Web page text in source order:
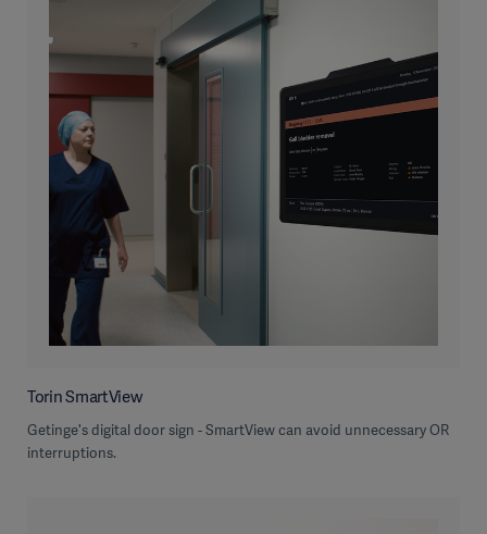
Torin SmartView
Getinge's digital door sign - SmartView can avoid unnecessary OR
interruptions.